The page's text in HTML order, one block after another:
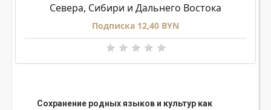
Севера, Сибири и Дальнего Востока
Подписка 12,40 BYN
Сохранение родных языков и культур как